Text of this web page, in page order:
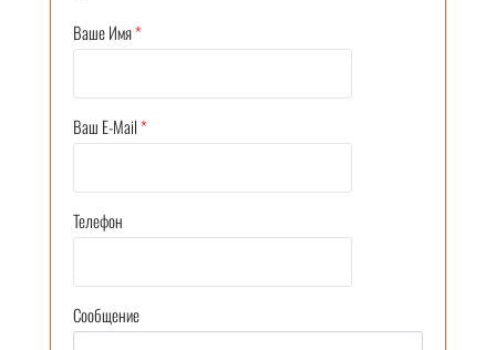
Ваше Имя*
Ваш E-Mail*
Телефон
Сообщение